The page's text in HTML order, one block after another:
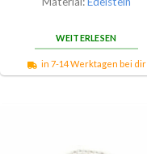
WEITERLESEN
in 7-14 Werktagen bei dir